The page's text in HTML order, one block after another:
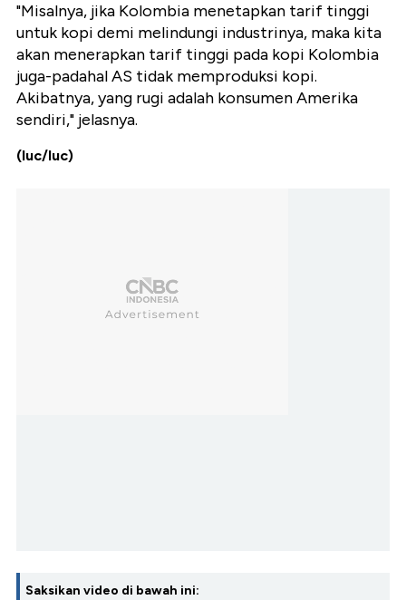
"Misalnya, jika Kolombia menetapkan tarif tinggi
untuk kopi demi melindungi industrinya, maka kita
akan menerapkan tarif tinggi pada kopi Kolombia
juga-padahal AS tidak memproduksi kopi.
Akibatnya, yang rugi adalah konsumen Amerika
sendiri," jelasnya.
(luc/luc)
Saksikan video di bawah ini: